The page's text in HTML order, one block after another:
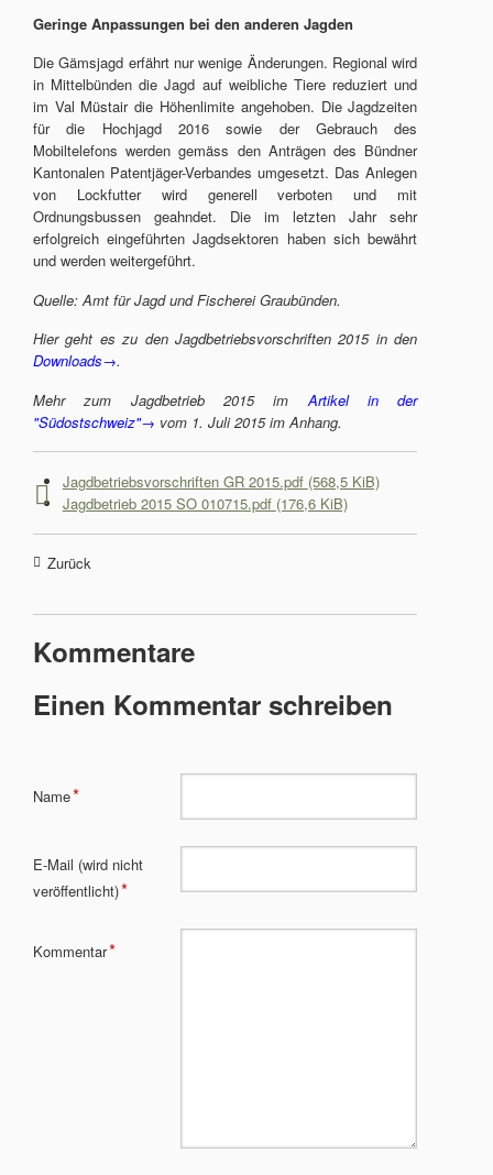
Geringe Anpassungen bei den anderen Jagden
Die Gämsjagd erfährt nur wenige Änderungen. Regional wird
in Mittelbünden die Jagd auf weibliche Tiere reduziert und
im Val Müstair die Höhenlimite angehoben. Die Jagdzeiten
für die Hochjagd 2016 sowie der Gebrauch des
Mobiltelefons werden gemäss den Anträgen des Bündner
Kantonalen Patentjäger-Verbandes umgesetzt. Das Anlegen
von Lockfutter wird generell verboten und mit
Ordnungsbussen geahndet. Die im letzten Jahr sehr
erfolgreich eingeführten Jagdsektoren haben sich bewährt
und werden weitergeführt.
Quelle: Amt für Jagd und Fischerei Graubünden.
Hier geht es zu den Jagdbetriebsvorschriften 2015 in den
Downloads→.
Mehr zum Jagdbetrieb 2015 imArtikel in der
"Südostschweiz"→ vom 1. Juli 2015 im Anhang.
Jagdbetriebsvorschriften GR 2015.pdf (568,5 KiB)
Jagdbetrieb 2015 SO 010715.pdf (176,6 KiB)
Zurück
Kommentare
Einen Kommentar schreiben
Pflichtfeld
Name*
Pflichtfeld
E-Mail (wird nicht
veröffentlicht)*
Pflichtfeld
Kommentar*